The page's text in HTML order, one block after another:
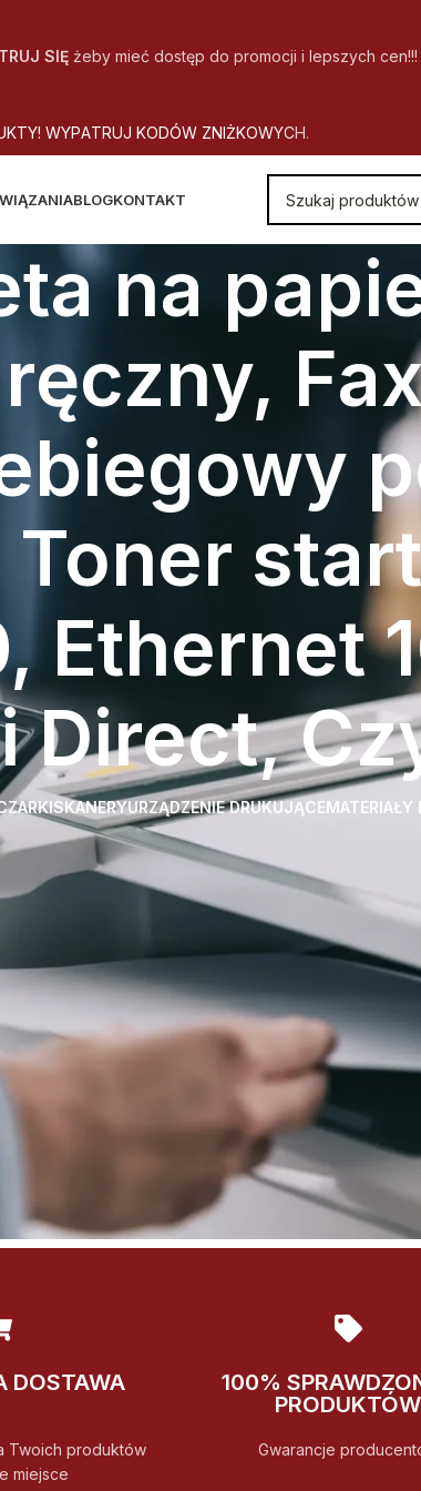
SIĘżeby mieć dostęp do promocji i lepszych cen!!!
KTY! WYPATRUJ KODÓW ZNIŻKOWYCH.
BLOGKONTAKT
na
Ethernet
Direct,
SKANERYURZĄDZENIE DRUKUJĄCEMATERIAŁY
zawiera
Fax, ADF - jednoprzebiegowy podajnik
DOSTAWA
Twoich produktów
miejsce
100%
PRODUKTÓW
Gwarancje